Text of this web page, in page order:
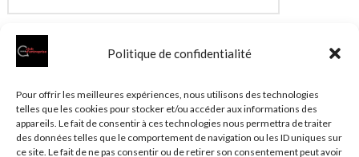
Politique de confidentialité
Pour offrir les meilleures expériences, nous utilisons des technologies
telles que les cookies pour stocker et/ou accéder aux informations des
appareils. Le fait de consentir à ces technologies nous permettra de traiter
des données telles que le comportement de navigation ou les ID uniques sur
ce site. Le fait de ne pas consentir ou de retirer son consentement peut avoir
Enregistrer mon nom, mon e-mail et mon site dans
le navigateur pour mon prochain commentaire.